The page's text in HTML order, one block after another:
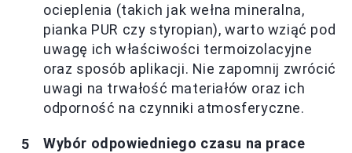
ocieplenia (takich jak wełna mineralna,
pianka PUR czy styropian), warto wziąć pod
uwagę ich właściwości termoizolacyjne
oraz sposób aplikacji. Nie zapomnij zwrócić
uwagi na trwałość materiałów oraz ich
odporność na czynniki atmosferyczne.
Wybór odpowiedniego czasu na prace